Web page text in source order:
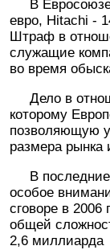
В Евросоюзе
евро, Hitachi -
Штраф в
служащие
во время
Дело в
которому
позволяющую
размера рынка
В последние
особое
сговоре в
общей
2,6 миллиарда